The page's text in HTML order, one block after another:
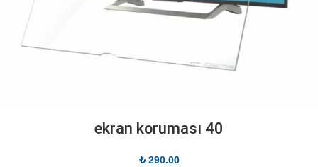
40 ekran koruması
₺290.00